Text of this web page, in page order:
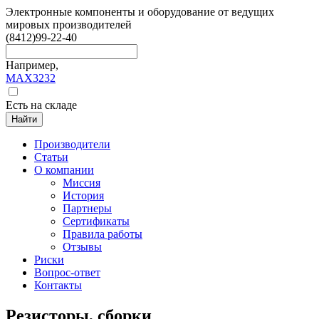
Электронные компоненты и оборудование от ведущих
мировых производителей
(8412)99-22-40
Например,
MAX3232
Есть на складе
Найти
Производители
Статьи
О компании
Миссия
История
Партнеры
Сертификаты
Правила работы
Отзывы
Риски
Вопрос-ответ
Контакты